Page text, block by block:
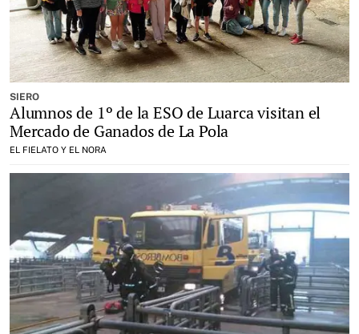
SIERO
Alumnos de 1º de la ESO de Luarca visitan el
Mercado de Ganados de La Pola
EL FIELATO Y EL NORA